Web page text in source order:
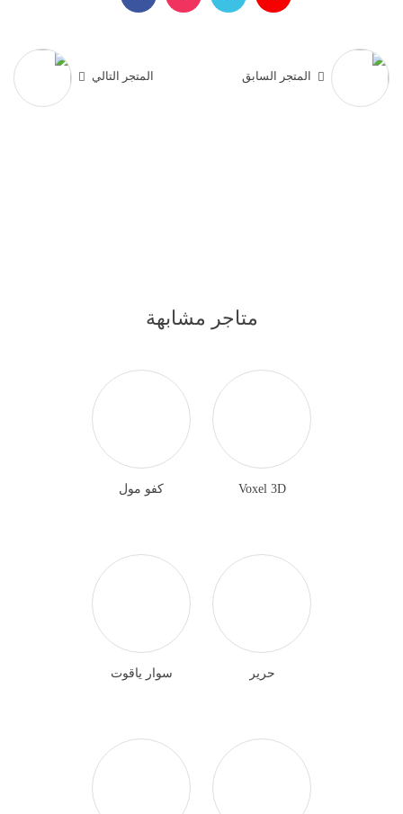
المتجر السابق المتجر التالي
متاجر مشابهة
Voxel 3D كفو مول
حرير سوار ياقوت